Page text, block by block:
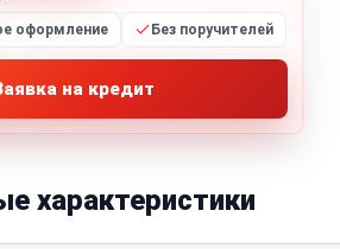
оформление Без поручителей
на кредит
характеристики